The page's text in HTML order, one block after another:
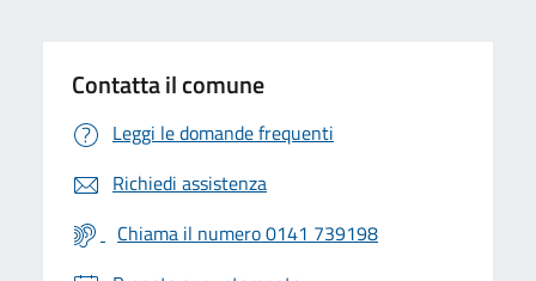
Contatta il comune
Leggi le domande frequenti
Richiedi assistenza
Chiama il numero 0141 739198